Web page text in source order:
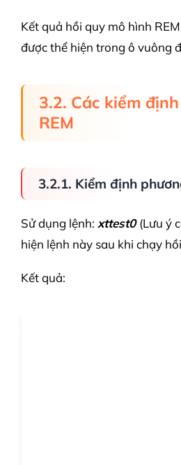
Kết quả hồi quy mô hình
được thể hiện trong ô vuông
3.2. Các kiểm
REM
3.2.1. Kiểm định
Sử dụng lệnh:xttest0(Lưu ý
hiện lệnh này sau khi chạy
Kết quả: